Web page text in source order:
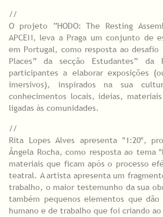
//
O projeto “HODO: The Resting
APCEN, leva a Praga um conjunto de
em Portugal, como resposta ao desafio
Places” da secção Estudantes” da
participantes a elaborar exposições
imersivos), inspirados na sua
conhecimentos locais, ideias,
ligadas às comunidades.
//
Rita Lopes Alves apresenta "1:20",
Ângela Rocha, como resposta ao tema
materiais que ficam após o processo
teatral. A artista apresenta um
trabalho, o maior testemunho da sua
também pequenos elementos que dão
humano e de trabalho que foi criando